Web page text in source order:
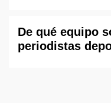
De qué equipo
periodistas